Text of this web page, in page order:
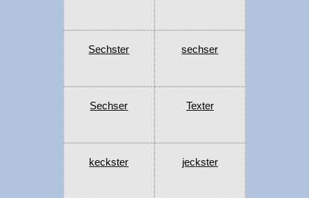
Sechster sechser
Sechser Texter
keckster jeckster